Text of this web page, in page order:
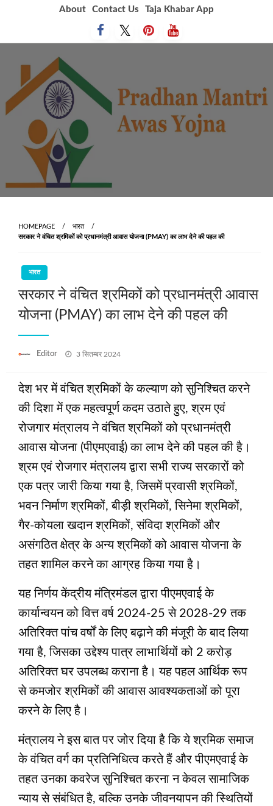
About Contact Us Taja Khabar App
HOMEPAGE
भारत
सरकार ने वंचित श्रमिकों को प्रधानमंत्री आवास योजना (PMAY) का लाभ देने की पहल की
भारत
सरकार ने वंचित श्रमिकों को प्रधानमंत्री आवास
योजना (PMAY) का लाभ देने की पहल की
Editor
Posted
3 सितम्बर 2024
देश भर में वंचित श्रमिकों के कल्याण को सुनिश्चित करने
की दिशा में एक महत्वपूर्ण कदम उठाते हुए, श्रम एवं
रोजगार मंत्रालय ने वंचित श्रमिकों को प्रधानमंत्री
आवास योजना (पीएमएवाई) का लाभ देने की पहल की है।
श्रम एवं रोजगार मंत्रालय द्वारा सभी राज्य सरकारों को
एक पत्र जारी किया गया है, जिसमें प्रवासी श्रमिकों,
भवन निर्माण श्रमिकों, बीड़ी श्रमिकों, सिनेमा श्रमिकों,
गैर-कोयला खदान श्रमिकों, संविदा श्रमिकों और
असंगठित क्षेत्र के अन्य श्रमिकों को आवास योजना के
तहत शामिल करने का आग्रह किया गया है।
यह निर्णय केंद्रीय मंत्रिमंडल द्वारा पीएमएवाई के
कार्यान्वयन को वित्त वर्ष 2024-25 से 2028-29 तक
अतिरिक्त पांच वर्षों के लिए बढ़ाने की मंजूरी के बाद लिया
गया है, जिसका उद्देश्य पात्र लाभार्थियों को 2 करोड़
अतिरिक्त घर उपलब्ध कराना है। यह पहल आर्थिक रूप
से कमजोर श्रमिकों की आवास आवश्यकताओं को पूरा
करने के लिए है।
मंत्रालय ने इस बात पर जोर दिया है कि ये श्रमिक समाज
के वंचित वर्ग का प्रतिनिधित्व करते हैं और पीएमएवाई के
तहत उनका कवरेज सुनिश्चित करना न केवल सामाजिक
न्याय से संबंधित है, बल्कि उनके जीवनयापन की स्थितियों